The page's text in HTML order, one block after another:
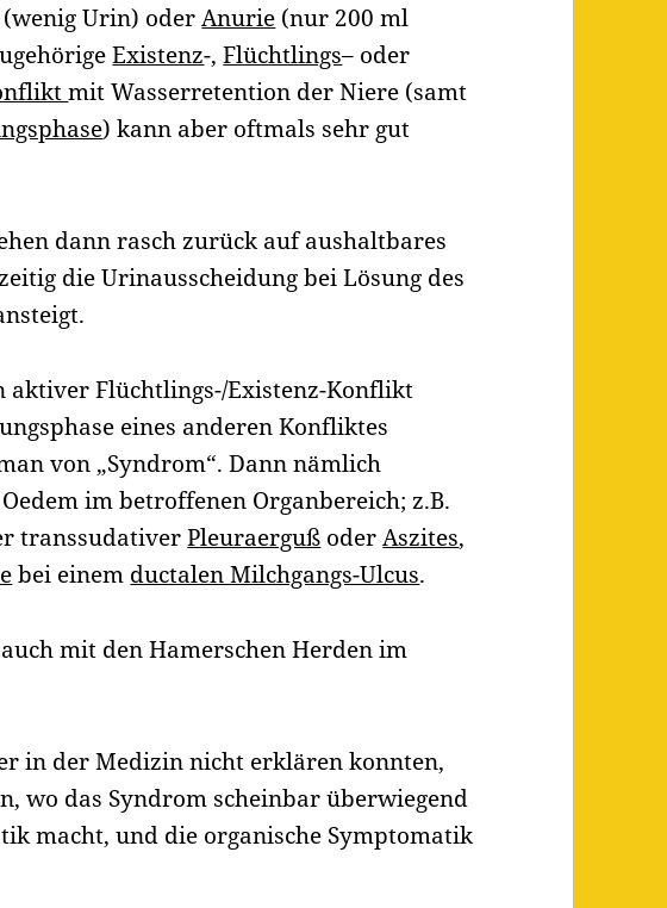
(wenig Urin) oderAnurie (nur 200 ml
Existenz-,Flüchtlings– oder
mit Wasserretention der Niere (samt
) kann aber oftmals sehr gut
dann rasch zurück auf aushaltbares
die Urinausscheidung bei Lösung des
aktiver Flüchtlings-/Existenz-Konflikt
eines anderen Konfliktes
von „Syndrom“. Dann nämlich
im betroffenen Organbereich; z.B.
transsudativerPleuraerguß oderAszites,
bei einem ductalen Milchgangs-Ulcus.
mit den Hamerschen Herden im
in der Medizin nicht erklären konnten,
wo das Syndrom scheinbar überwiegend
macht, und die organische Symptomatik